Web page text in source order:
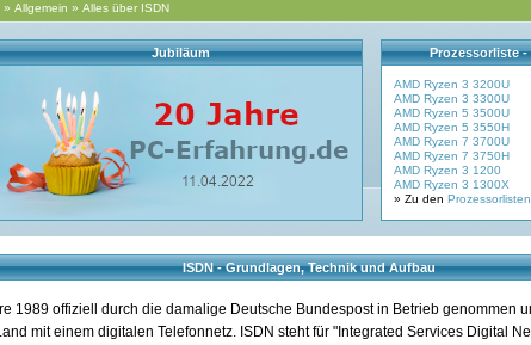
» Allgemein » Alles über ISDN
Jubiläum Prozessorliste
AMD Ryzen 3 3200U
AMD Ryzen 3 3300U
AMD Ryzen 5 3500U
AMD Ryzen 5 3550H
AMD Ryzen 7 3700U
AMD Ryzen 7 3750H
AMD Ryzen 3 1200
AMD Ryzen 3 1300X
» Zu den Prozessorlisten
ISDN - Grundlagen, Technik und Aufbau
1989 offiziell durch die damalige Deutsche Bundespost in Betrieb genommen
mit einem digitalen Telefonnetz. ISDN steht für "Integrated Services Digital